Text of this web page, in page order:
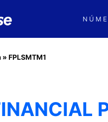
» FPLSMTM1